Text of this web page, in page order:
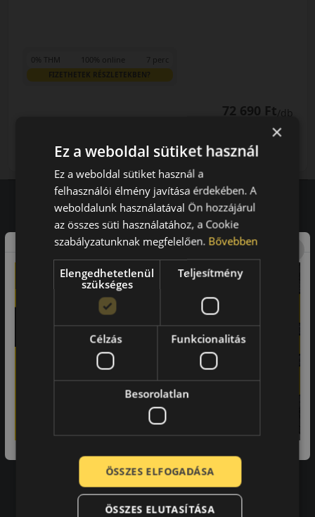
0% THM 100% online 7 perc
FIZETHETEK RÉSZLETEKBEN?
72 690 Ft/db
Kuponkód másolása
db KOSÁRBA
Vásárlói vélemények
97.76%
a vásárlók közül ajánlaná ismerősének ezt a boltot.
21659
vélemény alapján
-
A bolt vásárlója
Minden tökéletesen működik.
×
Ez a weboldal sütiket használ
Ez a weboldal sütiket használ a
felhasználói élmény javítása érdekében. A
weboldalunk használatával Ön hozzájárul
az összes süti használatához, a Cookie
szabályzatunknak megfelelően. Bővebben
Elengedhetetlenül
szükséges
Teljesítmény
Célzás Funkcionalitás
Besorolatlan
ÖSSZES ELFOGADÁSA
ÖSSZES ELUTASÍTÁSA